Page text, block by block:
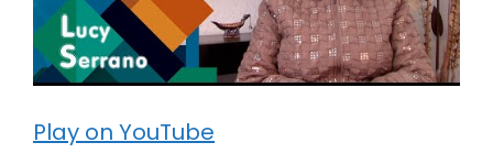
Play on YouTube